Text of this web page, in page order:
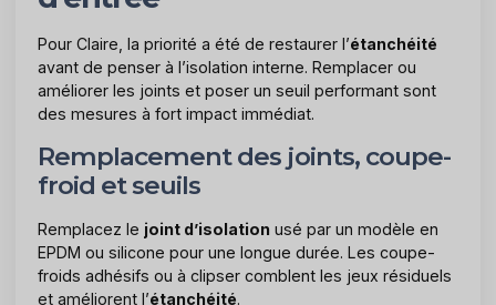
Pour Claire, la priorité a été de restaurer l’étanchéité
avant de penser à l’isolation interne. Remplacer ou
améliorer les joints et poser un seuil performant sont
des mesures à fort impact immédiat.
Remplacement des joints, coupe-
froid et seuils
Remplacez le joint d’isolation usé par un modèle en
EPDM ou silicone pour une longue durée. Les coupe-
froids adhésifs ou à clipser comblent les jeux résiduels
et améliorent l’étanchéité.